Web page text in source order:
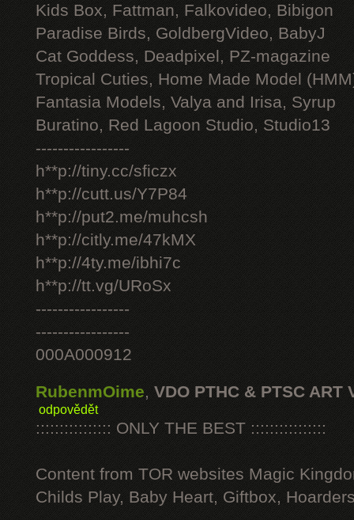
Kids Box, Fattman, Falkovideo, Bibigon
Paradise Birds, GoldbergVideo, BabyJ
Cat Goddess, Deadpixel, PZ-magazine
Tropical Cuties, Home Made Model
Fantasia Models, Valya and Irisa, Syrup
Buratino, Red Lagoon Studio, Studio13
-----------------
h**p://tiny.cc/sficzx
h**p://cutt.us/Y7P84
h**p://put2.me/muhcsh
h**p://citly.me/47kMX
h**p://4ty.me/ibhi7c
h**p://tt.vg/URoSx
-----------------
-----------------
000A000912
RubenmOime, VDO PTHC & PTSC ART
odpovědět
:::::::::::::::: ONLY THE BEST ::::::::::::::::
Content from TOR websites Magic
Childs Play, Baby Heart, Giftbox,